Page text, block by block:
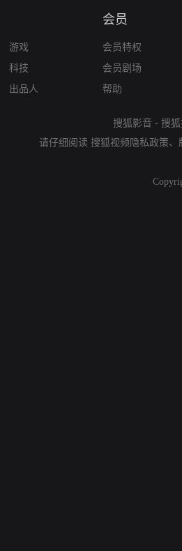
游戏
科技
出品人
会员
会员特权
会员剧场
帮助
搜狐影音 - 搜
请仔细阅读 搜狐视频隐私政策、